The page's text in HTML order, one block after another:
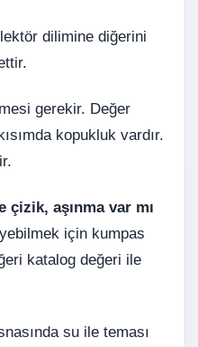
dilimine diğerini
gerekir. Değer
kopukluk vardır.
aşınma var mı
için kumpas
katalog değeri ile
su ile teması